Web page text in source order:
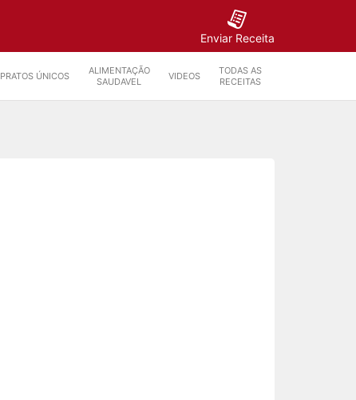
Enviar Receita
PRATOS ÚNICOS
ALIMENTAÇÃO
SAUDAVEL
VIDEOS
TODAS AS
RECEITAS